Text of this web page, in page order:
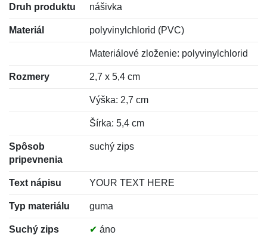
Druh produktu nášivka
Materiál polyvinylchlorid (PVC)
Materiálové zloženie: polyvinylchlorid
Rozmery 2,7 x 5,4 cm
Výška: 2,7 cm
Šírka: 5,4 cm
Spôsob
pripevnenia
suchý zips
Text nápisu YOUR TEXT HERE
Typ materiálu guma
Suchý zips ✔ áno